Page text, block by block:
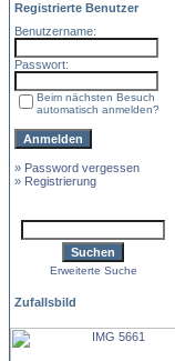
Registrierte Benutzer
Benutzername:
Passwort:
Beim nächsten Besuch
automatisch anmelden?
» Password vergessen
» Registrierung
Erweiterte Suche
Zufallsbild